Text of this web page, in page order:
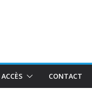
ACCÈS CONTACT